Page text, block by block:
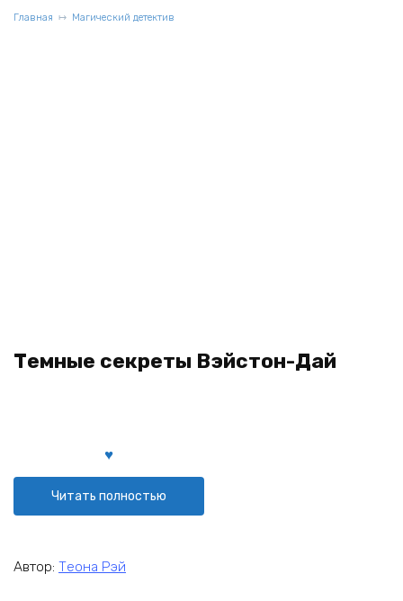
Главная Магический детектив
Темные секреты Вэйстон-Дай
Читать полностью
Автор: Теона Рэй